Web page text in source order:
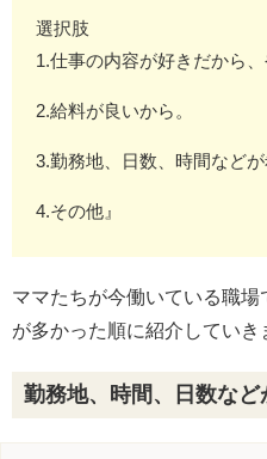
選択肢
1.仕事の内容が好きだから、
2.給料が良いから。
3.勤務地、日数、時間などが
4.その他』
ママたちが今働いている職
が多かった順に紹介していき
勤務地、時間、日数など